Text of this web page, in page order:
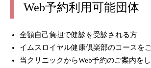
Web予約利用可能団体
全額自己負担で健診を受診される方
イムスロイヤル健康倶楽部のコースを
当クリニックからWeb予約のご案内を